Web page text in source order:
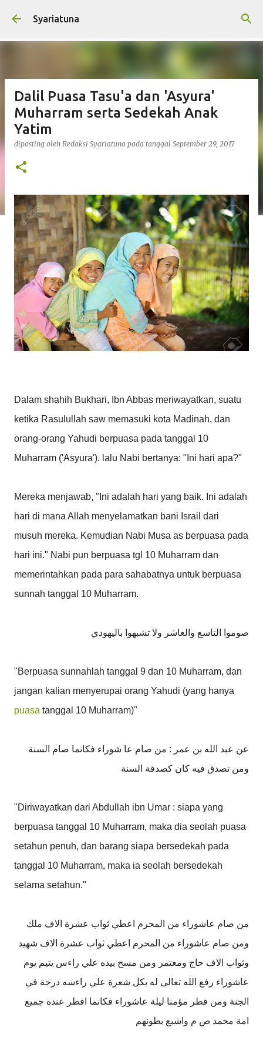
Langsung ke konten utama
Syariatuna
Dalil Puasa Tasu'a dan 'Asyura'
Muharram serta Sedekah Anak
Yatim
diposting oleh Redaksi Syariatuna pada tanggal September 29, 2017
Dalam shahih Bukhari, Ibn Abbas meriwayatkan, suatu
ketika Rasulullah saw memasuki kota Madinah, dan
orang-orang Yahudi berpuasa pada tanggal 10
Muharram ('Asyura'). lalu Nabi bertanya: "Ini hari apa?"
Mereka menjawab, "Ini adalah hari yang baik. Ini adalah
hari di mana Allah menyelamatkan bani Israil dari
musuh mereka. Kemudian Nabi Musa as berpuasa pada
hari ini." Nabi pun berpuasa tgl 10 Muharram dan
memerintahkan pada para sahabatnya untuk berpuasa
sunnah tanggal 10 Muharram.
صوموا التاسع والعاشر ولا تشبهوا باليهودي
"Berpuasa sunnahlah tanggal 9 dan 10 Muharram, dan
jangan kalian menyerupai orang Yahudi (yang hanya
puasa tanggal 10 Muharram)"
عن عبد الله بن عمر : من صام عا شوراء فكانما صام السنة
ومن تصدق فيه كان كصدقة السنة
"Diriwayatkan dari Abdullah ibn Umar : siapa yang
berpuasa tanggal 10 Muharram, maka dia seolah puasa
setahun penuh, dan barang siapa bersedekah pada
tanggal 10 Muharram, maka ia seolah bersedekah
selama setahun."
من صام عاشوراء من المحرم اعطي ثواب عشرة الاف ملك
ومن صام عاشوراء من المحرم اعطي ثواب عشرة الاف شهيد
وثواب الاف حاج ومعتمر ومن مسح بيده علي راءس يتيم يوم
عاشوراء رفع الله تعالى له بكل شعرة علي راءسه درجة في
الجنة ومن فطر مؤمنا ليلة عاشوراء فكانما افطر عنده جميع
امة محمد ص م واشبع بطونهم